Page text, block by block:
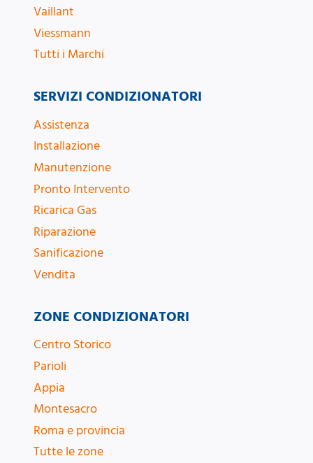
Vaillant
Viessmann
Tutti i Marchi
ZONE CONDIZIONATORI
Centro Storico
Parioli
Appia
Montesacro
Roma e provincia
Tutte le zone
SERVIZI CONDIZIONATORI
Assistenza
Installazione
Manutenzione
Pronto Intervento
Ricarica Gas
Riparazione
Sanificazione
Vendita